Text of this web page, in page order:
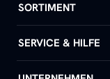
SORTIMENT
Badheizkörper
Handtuchheizkörper
SERVICE & HILFE
Hilfe & Kontakt